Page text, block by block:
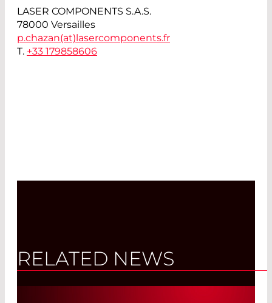
LASER COMPONENTS S.A.S.
78000 Versailles
p.chazan(at) lasercomponents.fr
T. +33 179858606
RELATED NEWS